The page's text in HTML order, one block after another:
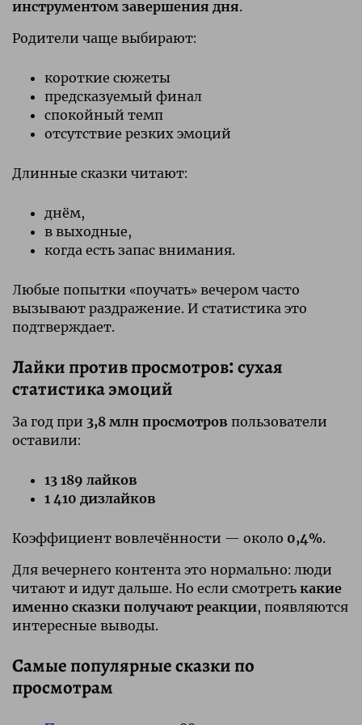
инструментом завершения дня.
Родители чаще выбирают:
короткие сюжеты
предсказуемый финал
спокойный темп
отсутствие резких эмоций
Длинные сказки читают:
днём,
в выходные,
когда есть запас внимания.
Любые попытки «поучать» вечером часто
вызывают раздражение. И статистика это
подтверждает.
Лайки против просмотров: сухая
статистика эмоций
За год при 3,8 млн просмотров пользователи
оставили:
13 189 лайков
1 410 дизлайков
Коэффициент вовлечённости — около 0,4%.
Для вечернего контента это нормально: люди
читают и идут дальше. Но если смотреть какие
именно сказки получают реакции, появляются
интересные выводы.
Самые популярные сказки по
просмотрам